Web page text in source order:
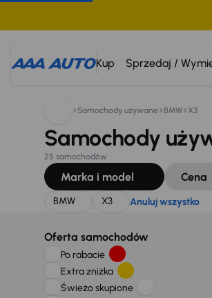
Kup Sprzedaj /
Szukam: Anuluj wszystko
Samochody używane BMW X3
Samochody
25 samochodów
Marka i model Cena
BMW X3 Anuluj wszystko
Oferta samochodów
Po rabacie
Extra zniżka
Świeżo skupione